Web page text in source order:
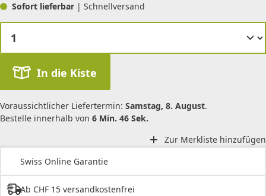
Sofort lieferbar | Schnellversand
In die Kiste
Voraussichtlicher Liefertermin: Samstag, 8. August.
Bestelle innerhalb von 6 Min. 46 Sek.
Zur Merkliste hinzufügen
Swiss Online Garantie
Ab CHF 15 versandkostenfrei